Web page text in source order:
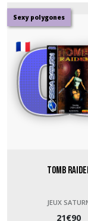
Sexy polygones
Tomb
JEUX
21€90
Afficher
résultats